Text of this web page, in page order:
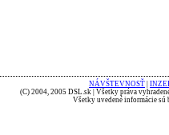
NÁVŠTEVNOSŤ
(C) 2004, 2005 DSL.sk | Všetky práva
Všetky uvedené informácie sú